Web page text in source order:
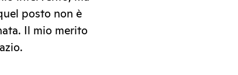
posto non è
Il mio merito